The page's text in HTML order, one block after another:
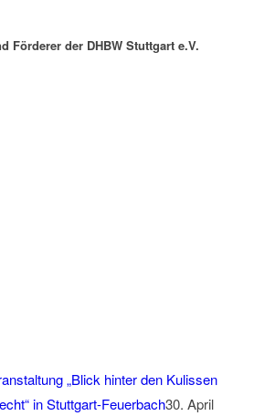
Förderer der DHBW Stuttgart e.V.
„Blick hinter den Kulissen
in Stuttgart-Feuerbach30. April